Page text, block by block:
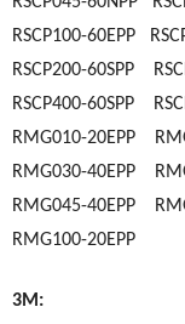
RSCP100-60EPP
RSCP200-60SPP
RSCP400-60SPP
RMG010-20EPP
RMG030-40EPP
RMG045-40EPP
RMG100-20EPP
3M: